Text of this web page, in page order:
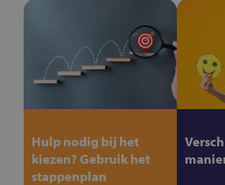
Hulp nodig bij het
kiezen? Gebruik het
stappenplan